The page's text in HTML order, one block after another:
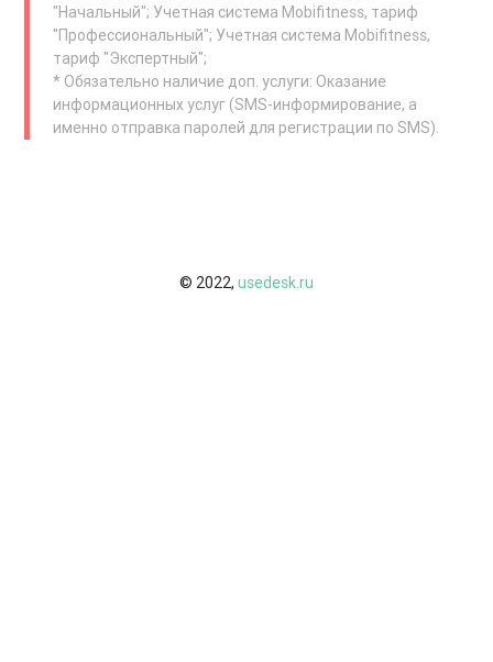
"Начальный"; Учетная система Mobifitness, тариф
"Профессиональный"; Учетная система Mobifitness,
тариф "Экспертный";
* Обязательно наличие доп. услуги: Оказание
информационных услуг (SMS-информирование, а
именно отправка паролей для регистрации по SMS).
© 2022, usedesk.ru